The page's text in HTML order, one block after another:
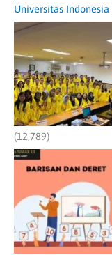
Universitas Indonesia
(12,789)